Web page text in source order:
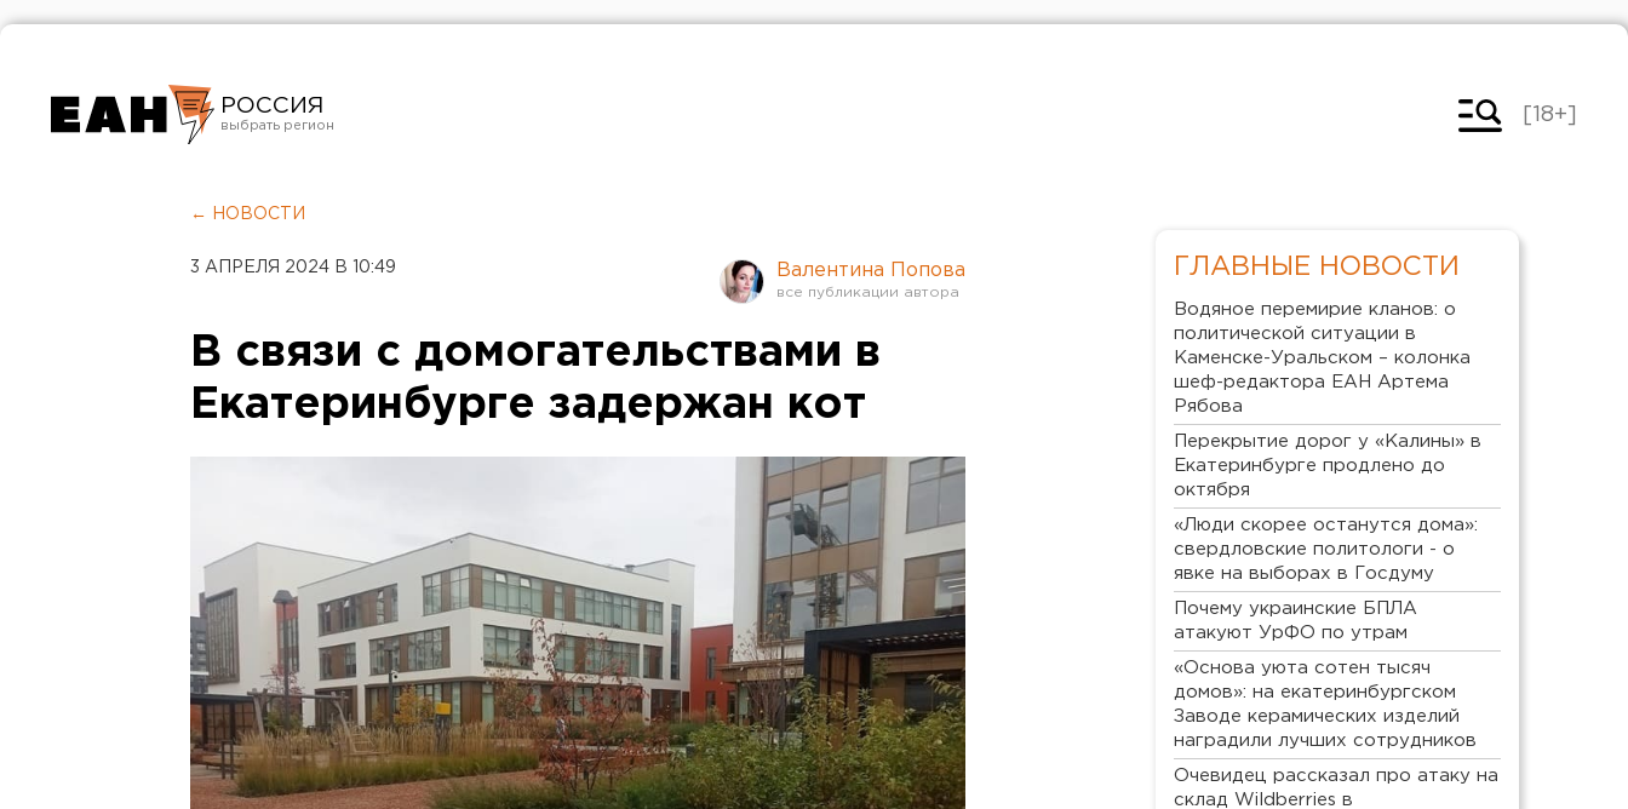
РОССИЯ
Челябинск
[18+]
← НОВОСТИ
3 АПРЕЛЯ 2024 В 10:49 Валентина Попова
В связи с домогательствами в
Екатеринбурге задержан кот
ГЛАВНЫЕ НОВОСТИ
Водяное перемирие кланов: о
политической ситуации в
Каменске-Уральском – колонка
шеф-редактора ЕАН Артема
Рябова
Перекрытие дорог у «Калины» в
Екатеринбурге продлено до
октября
«Люди скорее останутся дома»:
свердловские политологи - о
явке на выборах в Госдуму
Почему украинские БПЛА
атакуют УрФО по утрам
«Основа уюта сотен тысяч
домов»: на екатеринбургском
Заводе керамических изделий
наградили лучших сотрудников
Очевидец рассказал про атаку на
склад Wildberries в